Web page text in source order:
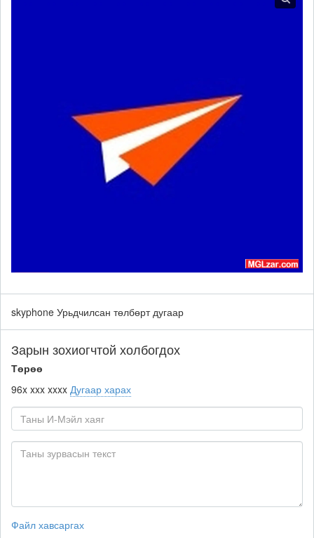
skyphone Урьдчилсан төлбөрт дугаар
Зарын зохиогчтой холбогдох
Төрөө
96x xxx xxxx Дугаар харах
Файл хавсаргах